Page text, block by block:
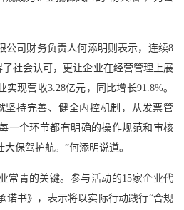
公司财务负责人何添明则表示，连续8
社会认可，更让企业在经营管理上展
现营收3.28亿元，同比增长91.8%。
坚持完善、健全内控机制，从发票管
一个环节都有明确的操作规范和审核
保驾护航。”何添明说道。
常青的关键。参与活动的15家企业代
诺书》，表示将以实际行动践行“合规